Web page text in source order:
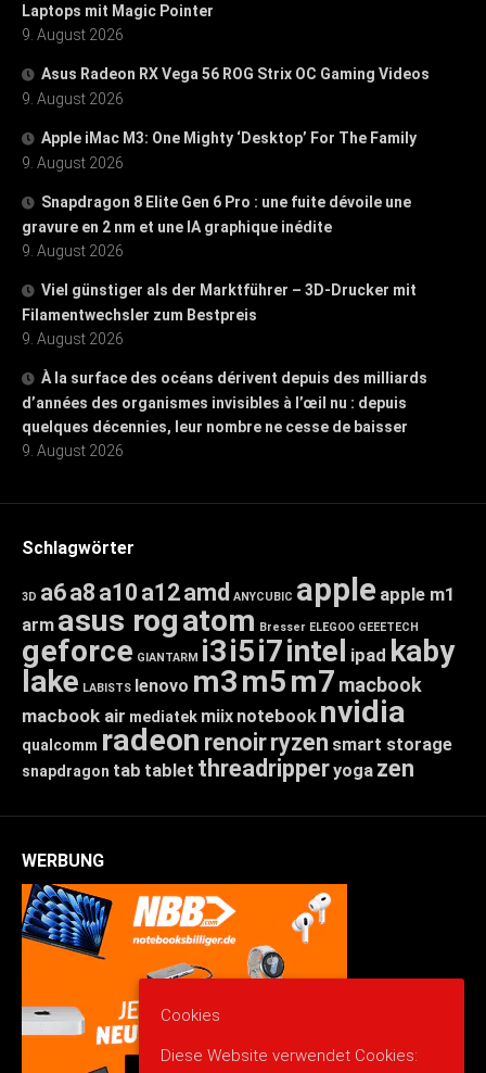
Laptops mit Magic Pointer
9. August 2026
Asus Radeon RX Vega 56 ROG Strix OC Gaming Videos
9. August 2026
Apple iMac M3: One Mighty ‘Desktop’ For The Family
9. August 2026
Snapdragon 8 Elite Gen 6 Pro : une fuite dévoile une
gravure en 2 nm et une IA graphique inédite
9. August 2026
Viel günstiger als der Marktführer – 3D-Drucker mit
Filamentwechsler zum Bestpreis
9. August 2026
À la surface des océans dérivent depuis des milliards
d’années des organismes invisibles à l’œil nu : depuis
quelques décennies, leur nombre ne cesse de baisser
9. August 2026
Schlagwörter
3D a6a8 a10 a12amd ANYCUBIC apple apple m1
arm asus rogatom Bresser ELEGOO GEEETECH
geforce GIANTARM i3i5i7intel ipad kaby
lake LABISTS lenovo m3m5m7 macbook
macbook air mediatek miix notebook nvidia
qualcomm radeon renoirryzen smart storage
snapdragon tab tablet threadripperyoga zen
WERBUNG
Cookies
Diese Website verwendet Cookies: